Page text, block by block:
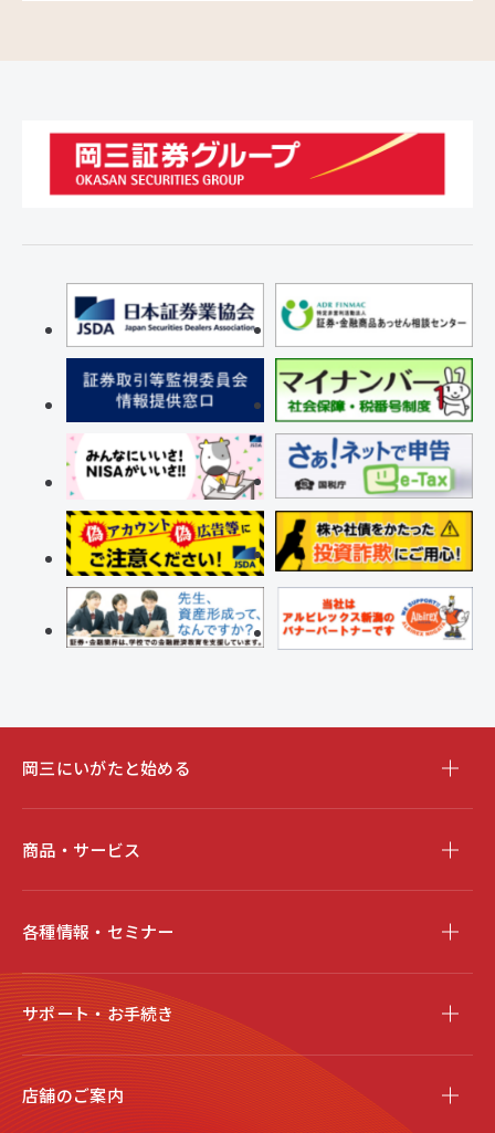
岡三にいがたと始める
商品・サービス
各種情報・セミナー
サポート・お手続き
店舗のご案内